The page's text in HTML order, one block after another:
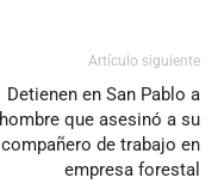
Artículo siguiente
Detienen en San Pablo a
hombre que asesinó a su
compañero de trabajo en
empresa forestal